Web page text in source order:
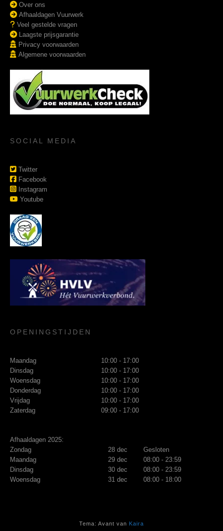
Over ons
Afhaaldagen Vuurwerk
Veel gestelde vragen
Laagste prijsgarantie
Privacy voorwaarden
Algemene voorwaarden
SOCIAL MEDIA
Twitter
Facebook
Instagram
Youtube
OPENINGSTIJDEN
Maandag
10:00 - 17:00
Dinsdag
10:00 - 17:00
Woensdag
10:00 - 17:00
Donderdag
10:00 - 17:00
Vrijdag
10:00 - 17:00
Zaterdag
09:00 - 17:00
Afhaaldagen 2025:
Zondag
28 dec
Gesloten
Maandag
29 dec
08:00 - 23:59
Dinsdag
30 dec
08:00 - 23:59
Woensdag
31 dec 08:00 - 18:00
Tema: Avant van Kaira